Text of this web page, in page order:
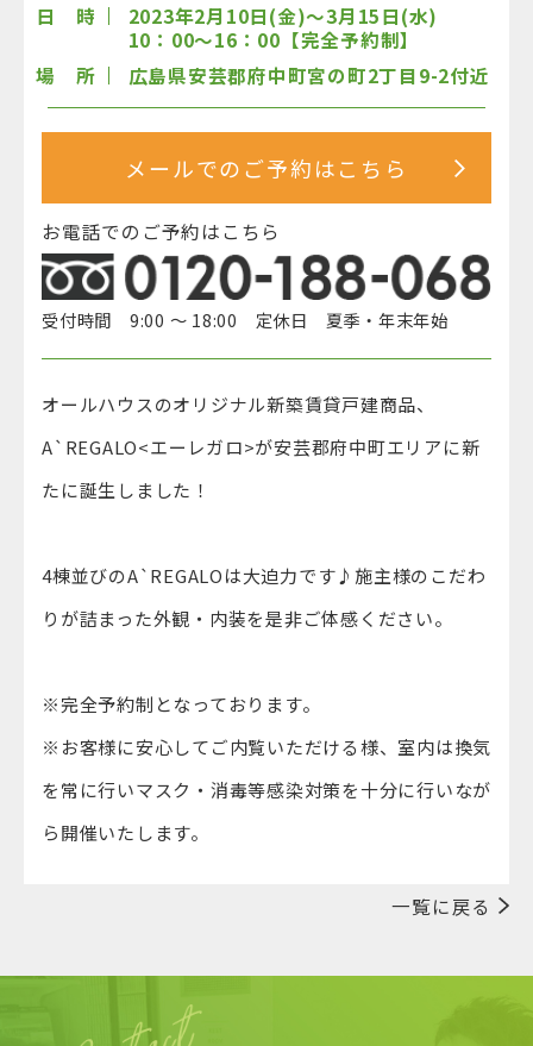
日 時
2023年2月10日(金)～3月15日(水)
10：00～16：00【完全予約制】
場 所
広島県安芸郡府中町宮の町2丁目9-2付近
メールでのご予約はこちら
お電話でのご予約はこちら
受付時間 9:00 ～ 18:00 定休日 夏季・年末年始
オールハウスのオリジナル新築賃貸戸建商品、
A`REGALO<エーレガロ>が安芸郡府中町エリアに新
たに誕生しました！
4棟並びのA`REGALOは大迫力です♪施主様のこだわ
りが詰まった外観・内装を是非ご体感ください。
※完全予約制となっております。
※お客様に安心してご内覧いただける様、室内は換気
を常に行いマスク・消毒等感染対策を十分に行いなが
ら開催いたします。
一覧に戻る